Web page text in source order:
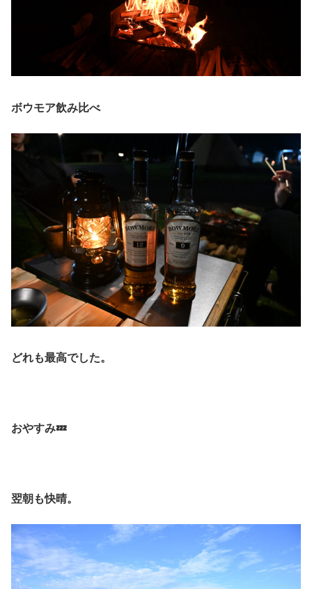
ボウモア飲み比べ
どれも最高でした。
おやすみ💤
翌朝も快晴。